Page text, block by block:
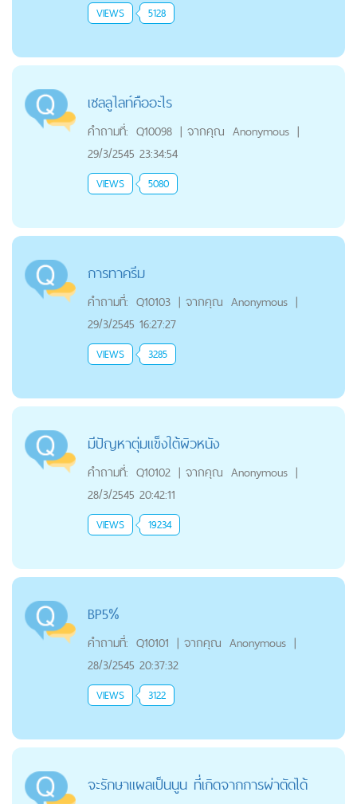
VIEWS 5128
เซลลูไลท์คืออะไร
คำถามที่: Q10098 | จากคุณ Anonymous |
29/3/2545 23:34:54
VIEWS 5080
การทาครีม
คำถามที่: Q10103 | จากคุณ Anonymous |
29/3/2545 16:27:27
VIEWS 3285
มีปัญหาตุ่มแข็งใต้ผิวหนัง
คำถามที่: Q10102 | จากคุณ Anonymous |
28/3/2545 20:42:11
VIEWS 19234
BP5%
คำถามที่: Q10101 | จากคุณ Anonymous |
28/3/2545 20:37:32
VIEWS 3122
จะรักษาแผลเป็นนูน ที่เกิดจากการผ่าตัดได้